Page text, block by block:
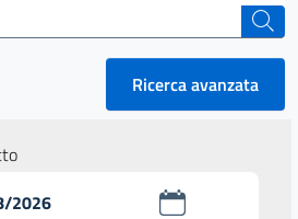
cerca
Ricerca avanzata